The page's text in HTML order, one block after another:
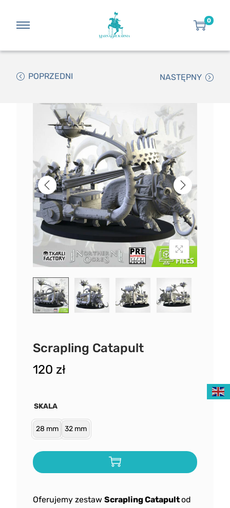
0
POPRZEDNI NASTĘPNY
Scrapling Catapult
120 zł
Oferujemy zestaw Scrapling Catapultod
SKALA
28 mm 32 mm